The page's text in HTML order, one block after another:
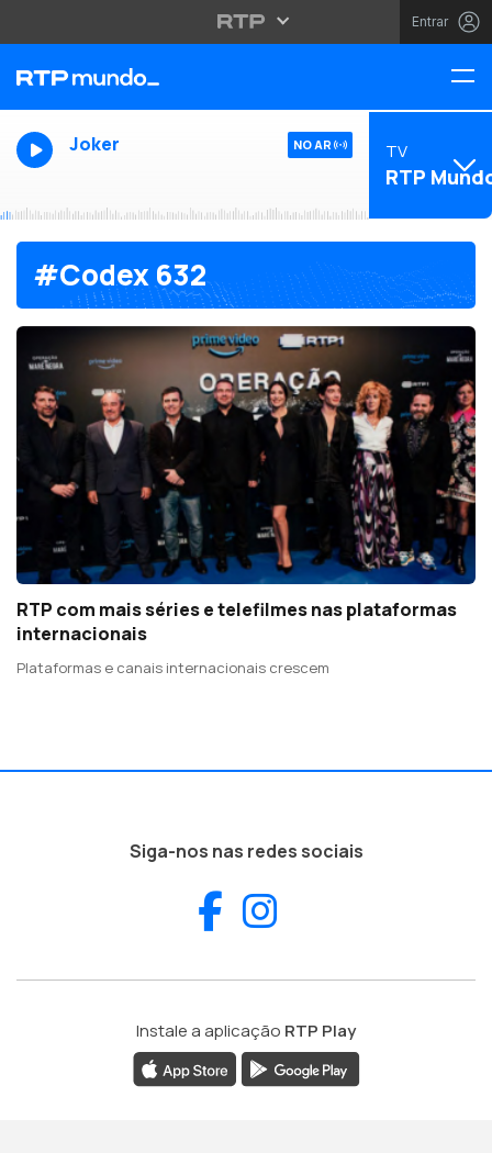
Entrar
Joker NO AR TV
RTP
#Codex 632
RTP com mais séries e telefilmes nas plataformas
internacionais
Plataformas e canais internacionais crescem
Siga-nos nas redes sociais
Facebook
Instale a aplicação RTP Play